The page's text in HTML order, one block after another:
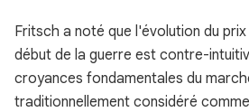
Fritsch a noté que l'évolution du
début de la guerre est contre-
croyances fondamentales du
traditionnellement considéré